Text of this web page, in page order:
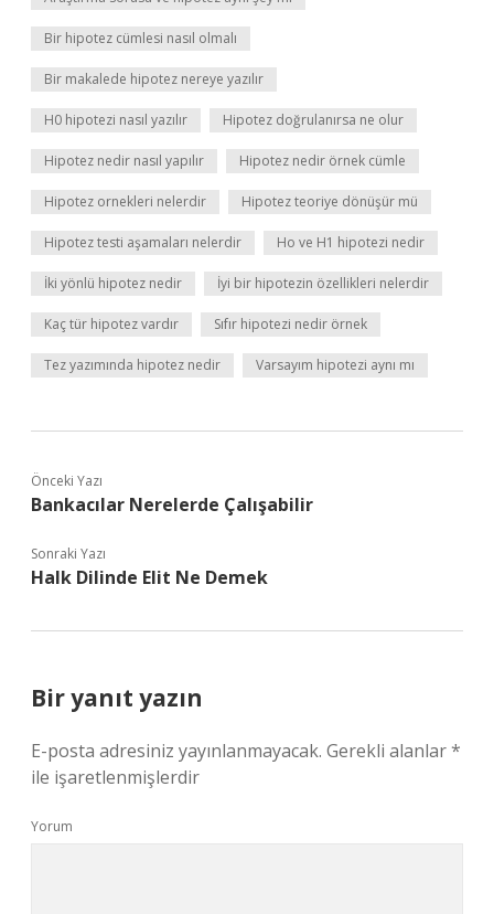
Bir hipotez cümlesi nasıl olmalı
Bir makalede hipotez nereye yazılır
H0 hipotezi nasıl yazılır Hipotez doğrulanırsa ne olur
Hipotez nedir nasıl yapılır Hipotez nedir örnek cümle
Hipotez ornekleri nelerdir Hipotez teoriye dönüşür mü
Hipotez testi aşamaları nelerdir Ho ve H1 hipotezi nedir
İki yönlü hipotez nedir İyi bir hipotezin özellikleri nelerdir
Kaç tür hipotez vardır Sıfır hipotezi nedir örnek
Tez yazımında hipotez nedir Varsayım hipotezi aynı mı
Önceki Yazı
Bankacılar Nerelerde Çalışabilir
Sonraki Yazı
Halk Dilinde Elit Ne Demek
Bir yanıt yazın
E-posta adresiniz yayınlanmayacak. Gerekli alanlar*
ile işaretlenmişlerdir
Yorum